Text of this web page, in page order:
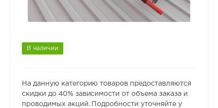
В наличии
На данную категорию товаров предоставляются
скидки до 40% зависимости от объема заказа и
проводимых акций. Подробности уточняйте у